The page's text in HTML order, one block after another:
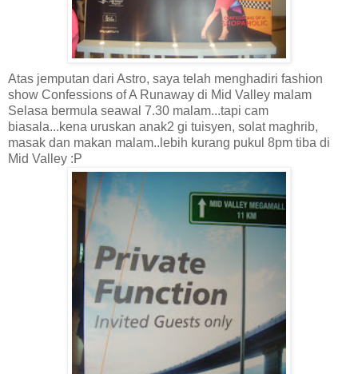
Atas jemputan dari Astro, saya telah menghadiri fashion
show Confessions of A Runaway di Mid Valley malam
Selasa bermula seawal 7.30 malam...tapi cam
biasala...kena uruskan anak2 gi tuisyen, solat maghrib,
masak dan makan malam..lebih kurang pukul 8pm tiba di
Mid Valley :P